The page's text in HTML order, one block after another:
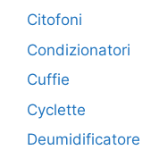
Citofoni
Condizionatori
Cuffie
Cyclette
Deumidificatore